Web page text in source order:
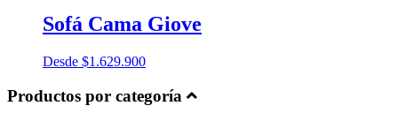
Sofá Cama Giove
Desde $1.629.900
Productos por categoría